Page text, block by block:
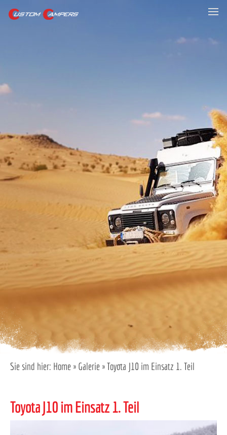
Sie sind hier: Home » Galerie »Toyota J10 im Einsatz 1. Teil
Toyota J10 im Einsatz 1. Teil